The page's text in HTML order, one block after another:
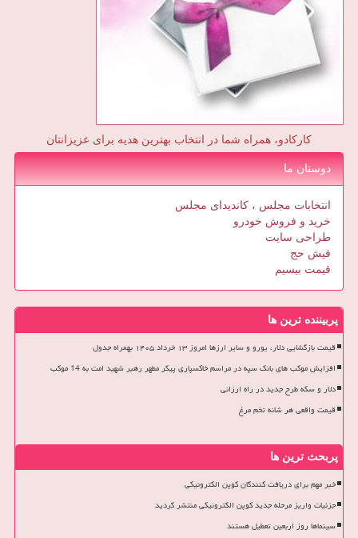
کارکادو، همراه شما در انتخاب بهترین هدیه برای عزیزانتان
دوستان ما
انتخابات مجلس ، کاندیدای مجلس
خرید و فروش خودرو
طراحی سایت
فیش حج
قیمت بیسیم
پربیننده ترین ها
قیمت بازگشایی دلار، یورو و سایر ارزها امروز ۱۳ خرداد ۱۴۰۵ بهمراه جدول
افزایش موکب های بانک سپه در مراسم خاکسپاری پیکر مطهر رهبر شهید امت به 14 موکب
دلار و سکه طرح جدید در راه ارزانی
قیمت واقعی هر شانه تخم مرغ
پربحث ترین ها
خبر مهم برای دریافت کنندگان کوپن الکترونیکی
جزئیات واریز مرحله جدید کوپن الکترونیکی منتشر گردید
سینماها روز اربعین تعطیل هستند